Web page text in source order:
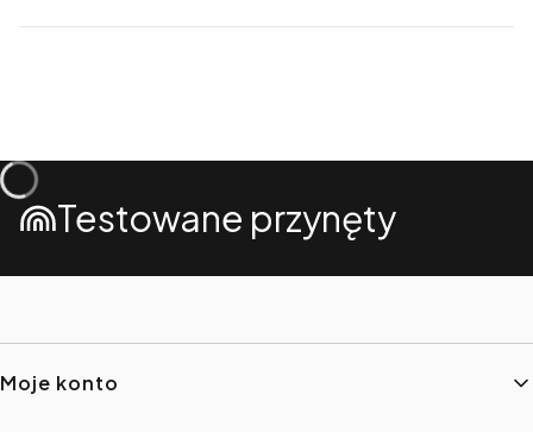
Testowane przynęty
Linki w stopce
Moje konto